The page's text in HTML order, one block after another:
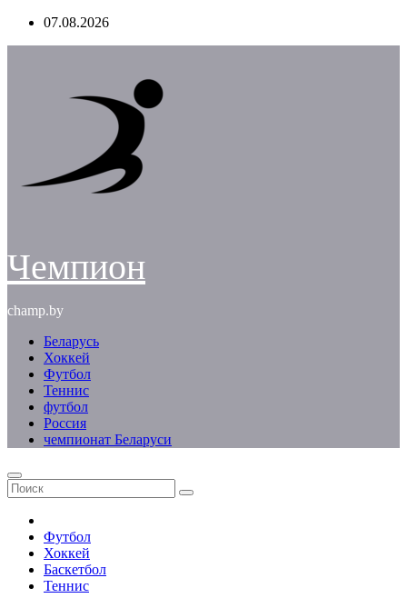
Перейти07.08.2026
Чемпион
champ.by
Беларусь
Хоккей
Футбол
Теннис
футбол
Россия
чемпионат Беларуси
Футбол
Хоккей
Баскетбол
Теннис